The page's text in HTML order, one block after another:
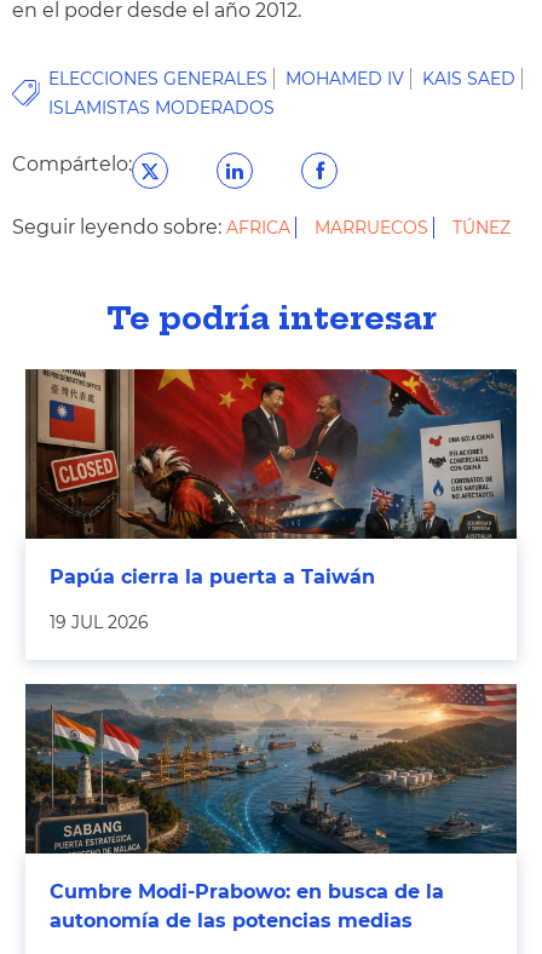
en el poder desde el año 2012.
ELECCIONES GENERALES MOHAMED IV
KAIS SAED
ISLAMISTAS MODERADOS
Compártelo:
Seguir leyendo sobre: AFRICA MARRUECOS TÚNEZ
Te podría interesar
Papúa cierra la puerta a Taiwán
19 JUL 2026
Cumbre Modi-Prabowo: en busca de la
autonomía de las potencias medias